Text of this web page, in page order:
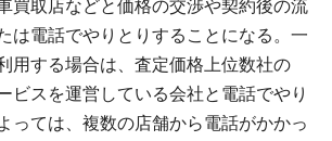
買取店などと価格の交渉や契約後の流
は電話でやりとりすることになる。一
用する場合は、査定価格上位数社の
ビスを運営している会社と電話でやり
っては、複数の店舗から電話がかかっ